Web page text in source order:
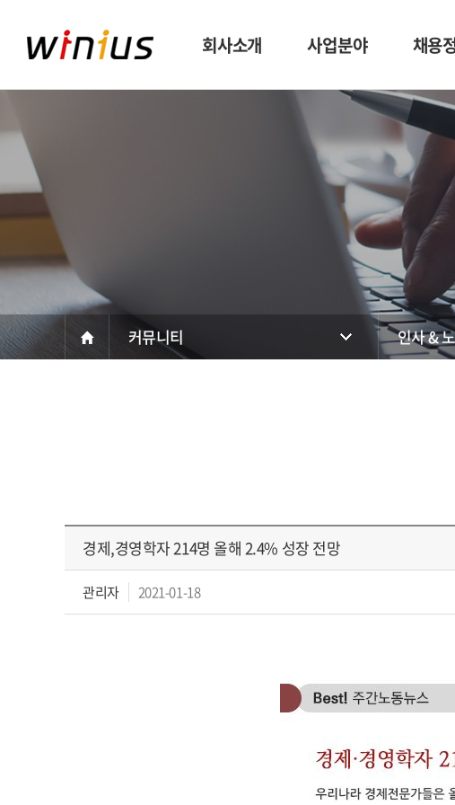
회사소개 사업분야
인재파견
헤드헌팅
채용대행
채용
채용정
커뮤니티 인사 &
경제,경영학자 214명 올해 2.4% 성장 전망
관리자 2021-01-18